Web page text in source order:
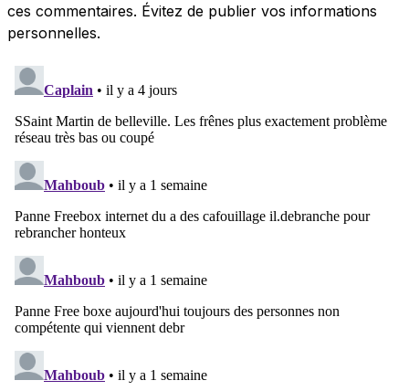
ces commentaires. Évitez de publier vos informations
personnelles.